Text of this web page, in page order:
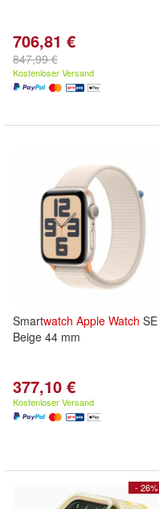
706,81 €
847,99 €
Kostenloser Versand
Smartwatch Apple Watch SE
Beige 44 mm
377,10 €
Kostenloser Versand
- 26%